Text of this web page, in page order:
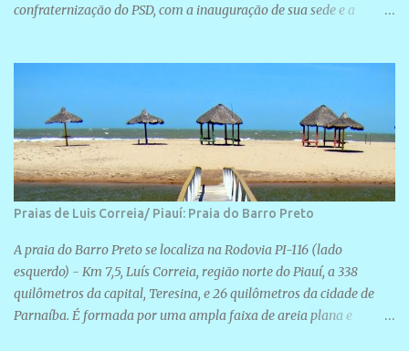
confraternização do PSD, com a inauguração de sua sede e a
Praias de Luis Correia/ Piauí: Praia do Barro Preto
A praia do Barro Preto se localiza na Rodovia PI-116 (lado
esquerdo) - Km 7,5, Luís Correia, região norte do Piauí, a 338
quilômetros da capital, Teresina, e 26 quilômetros da cidade de
Parnaíba. É formada por uma ampla faixa de areia plana e